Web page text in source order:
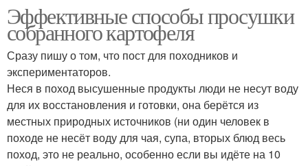
Эффективные способы просушки
собранного картофеля
Сразу пишу о том, что пост для походников и
экспериментаторов.
Неся в поход высушенные продукты люди не несут воду
для их восстановления и готовки, она берётся из
местных природных источников (ни один человек в
походе не несёт воду для чая, супа, вторых блюд весь
поход, это не реально, особенно если вы идёте на 10